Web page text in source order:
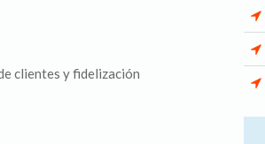
clientes y fidelización